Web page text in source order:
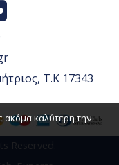
Τ.Κ 17343
Reserved.
ακόμα καλύτερη την